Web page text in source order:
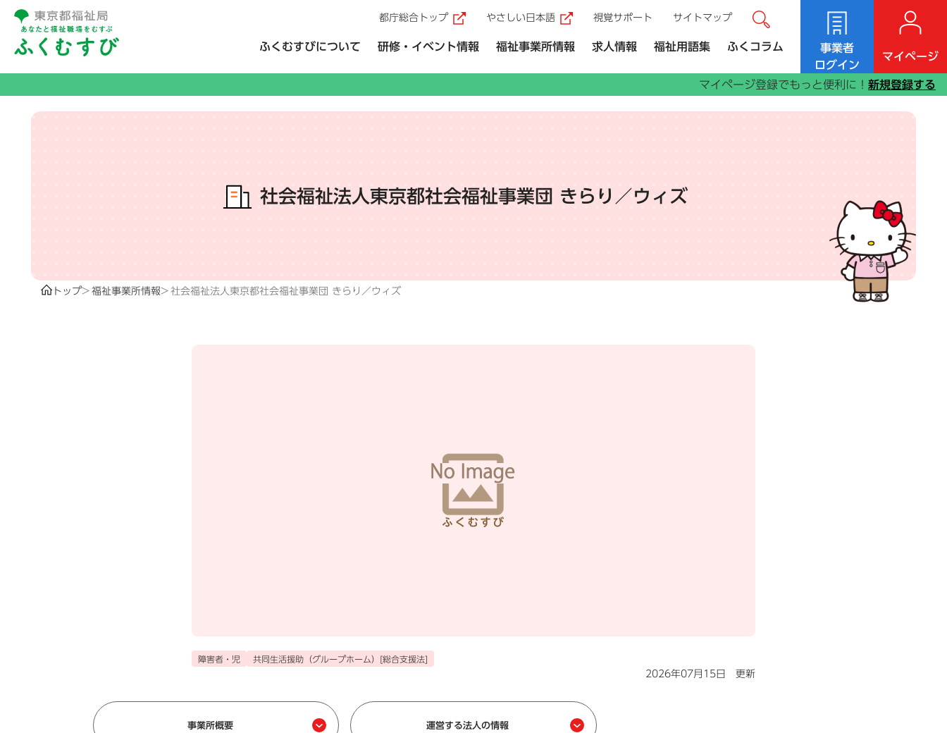
事業者
ログイン
マイページ
マイページ登録でもっと便利に！ 新規登録する
ふくむすびについて 研修・イベント情報 福祉事業所情報 求人情報 福祉用語集 ふくコラム
都庁総合トップ （外部リンク）
やさしい日本語 （外部リンク）
視覚サポート サイトマップ サイト内検索
社会福祉法人東京都社会福祉事業団 きらり／ウィズ
トップ 福祉事業所情報 社会福祉法人東京都社会福祉事業団 きらり／ウィズ
障害者・児 共同生活援助（グループホーム）[総合支援法]
2026年07月15日 更新
事業所概要 運営する法人の情報